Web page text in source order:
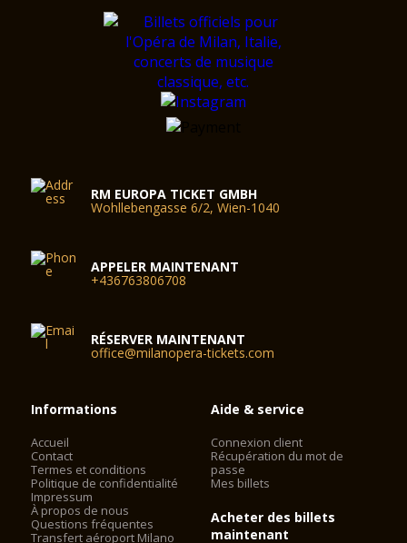
RM EUROPA TICKET GMBH
Wohllebengasse 6/2, Wien-1040
APPELER MAINTENANT
+436763806708
RÉSERVER MAINTENANT
office@milanopera-tickets.com
Informations
Accueil
Contact
Termes et conditions
Politique de confidentialité
Impressum
À propos de nous
Questions fréquentes
Transfert aéroport Milano
Aide & service
Connexion client
Récupération du mot de
passe
Mes billets
Acheter des billets
maintenant